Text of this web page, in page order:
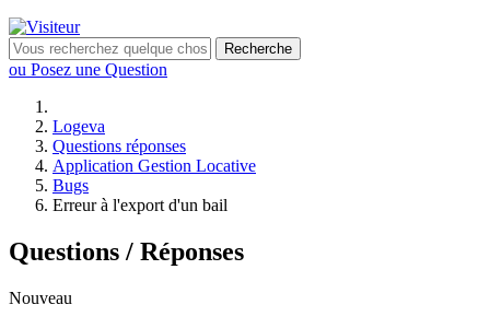
Recherche
ou Posez une Question
Logeva
Questions réponses
Application Gestion Locative
Bugs
Erreur à l'export d'un bail
Questions / Réponses
Nouveau